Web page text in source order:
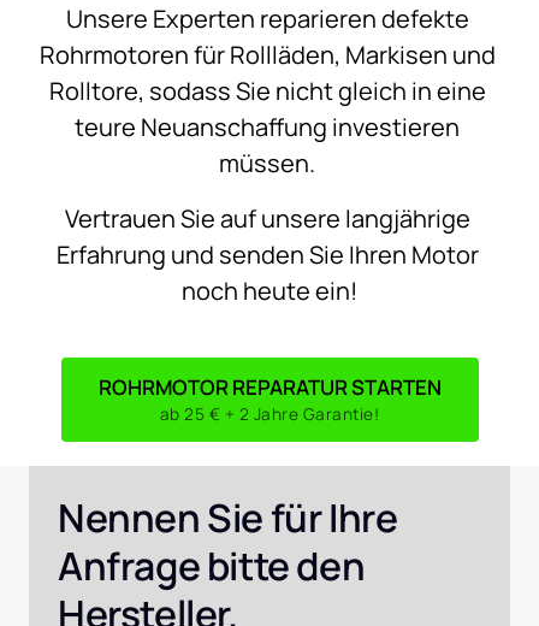
Unsere Experten reparieren
Rohrmotoren für Rollläden, Markisen
Rolltore, sodass Sie nicht gleich in
teure Neuanschaffung
müssen.
Vertrauen Sie auf unsere
Erfahrung und senden Sie Ihren
Motor
noch heute ein!
ROHRMOTOR REPARATUR STARTEN
ab 25 € + 2 Jahre Garantie!
Nennen Sie für Ihre
Anfrage bitte den
Hersteller.